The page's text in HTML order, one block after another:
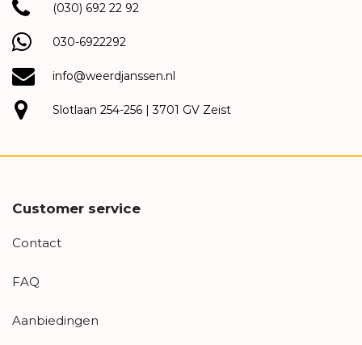
(030) 692 22 92
030-6922292
info@weerdjanssen.nl
Slotlaan 254-256 | 3701 GV Zeist
Customer service
Contact
FAQ
Aanbiedingen